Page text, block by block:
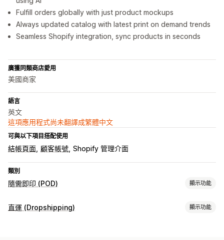
Fulfill orders globally with just product mockups
Always updated catalog with latest print on demand trends
Seamless Shopify integration, sync products in seconds
廣獲同類商店愛用
美國商家
語言
英文
這項應用程式尚未翻譯成繁體中文
可與以下項目搭配使用
結帳頁面 顧客帳號 Shopify 管理介面
類別
隨需即印 (POD) 顯示功能
商品客製化
直運 (Dropshipping) 顯示功能